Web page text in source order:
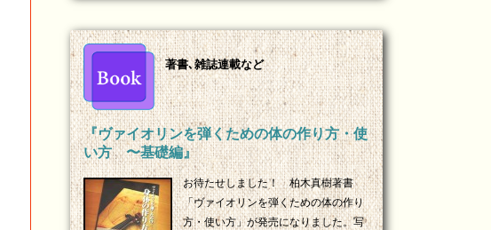
著書､雑誌連載など
『ヴァイオリンを弾くための体の作り方・使
い方 〜基礎編』
お待たせしました！ 柏木真樹著書
「ヴァイオリンを弾くための体の作り
方・使い方」が発売になりました。写